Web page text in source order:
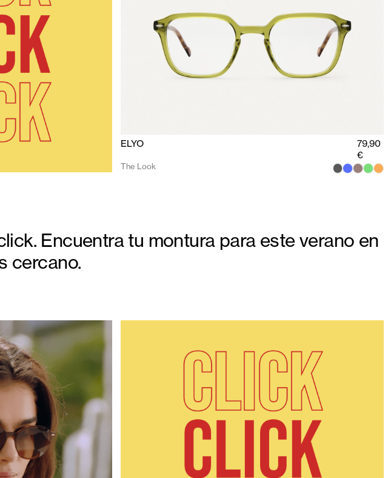
ELYO
79,90
€
The Look
Encuentra tu montura para este verano en
cercano.